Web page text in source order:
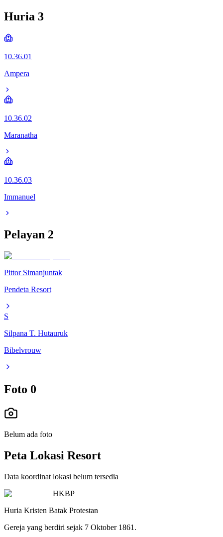
Huria 3
10.36.01
Ampera
10.36.02
Maranatha
10.36.03
Immanuel
Pelayan 2
Pittor Simanjuntak
Pendeta Resort
S
Silpana T. Hutauruk
Bibelvrouw
Foto 0
Belum ada foto
Peta Lokasi Resort
Data koordinat lokasi belum tersedia
HKBP
Huria Kristen Batak Protestan
Gereja yang berdiri sejak 7 Oktober 1861.